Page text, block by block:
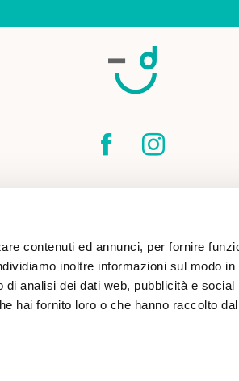
contenuti ed annunci, per fornire
inoltre informazioni sul modo
analisi dei dati web, pubblicità e social
hai fornito loro o che hanno raccolto